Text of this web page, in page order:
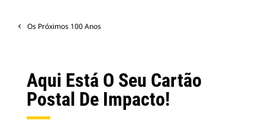
Os Próximos 100 Anos
Aqui Está O Seu Cartão
Postal De Impacto!